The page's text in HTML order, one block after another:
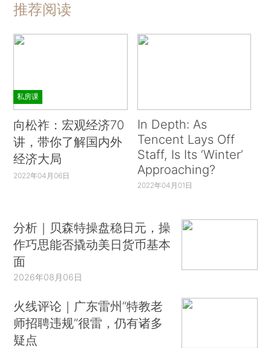
推荐阅读
私房课
向松祚：宏观经济70
讲，带你了解国内外
经济大局
2022年04月06日
In Depth: As
Tencent Lays Off
Staff, Is Its ‘Winter’
Approaching?
2022年04月01日
分析｜贝森特操盘稳日元，操
作巧思能否撬动美日货币基本
面
2026年08月06日
火线评论｜广东雷州“特教老
师招聘违规”很雷，仍有诸多
疑点